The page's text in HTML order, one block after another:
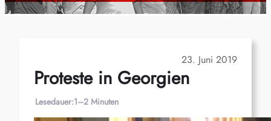
23. Juni 2019
Proteste in Georgien
Lesedauer:1–2 Minuten